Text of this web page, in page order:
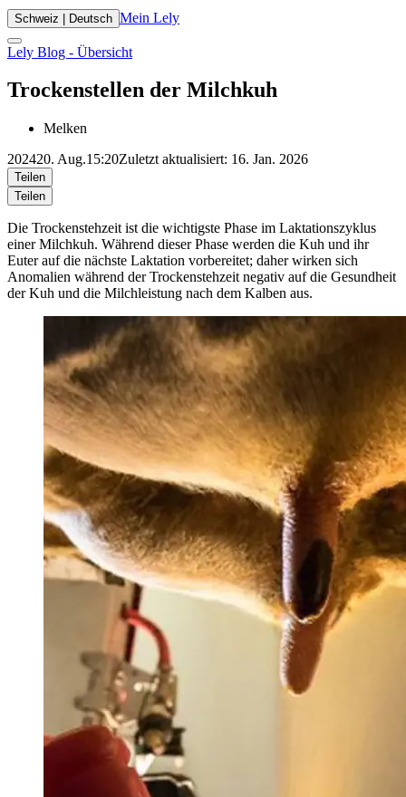
Schweiz | Deutsch Mein Lely
Lely Blog - Übersicht
Trockenstellen der Milchkuh
Melken
202420. Aug.15:20Zuletzt aktualisiert: 16. Jan. 2026
Teilen
Teilen
Die Trockenstehzeit ist die wichtigste Phase im Laktationszyklus
einer Milchkuh. Während dieser Phase werden die Kuh und ihr
Euter auf die nächste Laktation vorbereitet; daher wirken sich
Anomalien während der Trockenstehzeit negativ auf die Gesundheit
der Kuh und die Milchleistung nach dem Kalben aus.